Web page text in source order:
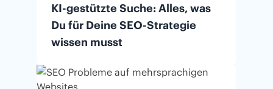
KI-gestützte Suche: Alles, was
Du für Deine SEO-Strategie
wissen musst